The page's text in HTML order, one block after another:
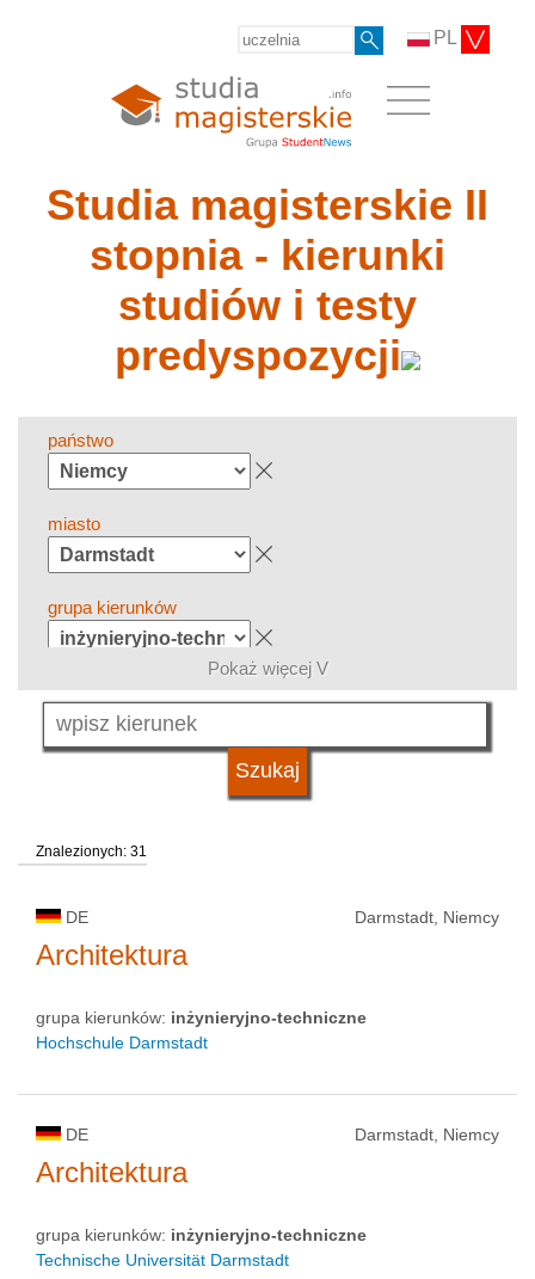
PL
Studia magisterskie II
stopnia - kierunki
studiów i testy
predyspozycji
państwo
miasto
grupa kierunków
język
kwalifikacje
typ uczelni
status uczelni
Pokaż więcej V
Znalezionych: 31
DE Darmstadt, Niemcy
Architektura
grupa kierunków: inżynieryjno-techniczne
Hochschule Darmstadt
DE Darmstadt, Niemcy
Architektura
grupa kierunków: inżynieryjno-techniczne
Technische Universität Darmstadt